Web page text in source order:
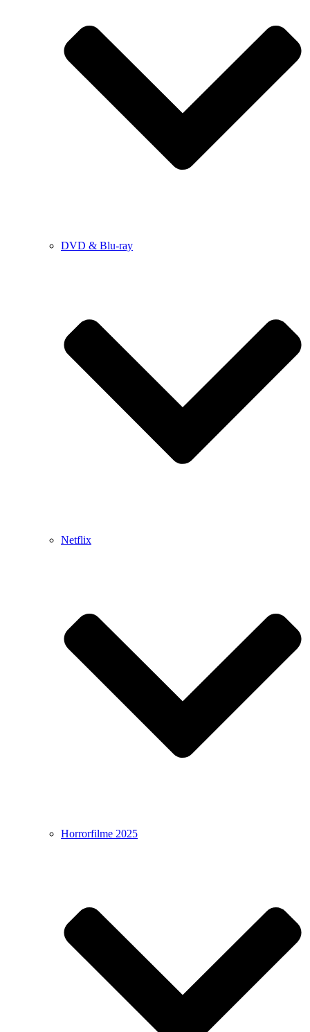
DVD & Blu-ray
Netflix
Horrorfilme 2025